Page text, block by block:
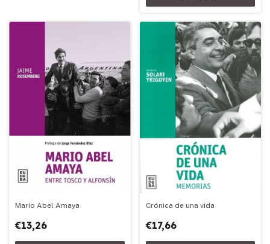
Mario Abel Amaya
€13,26
Crónica de una vida
€17,66